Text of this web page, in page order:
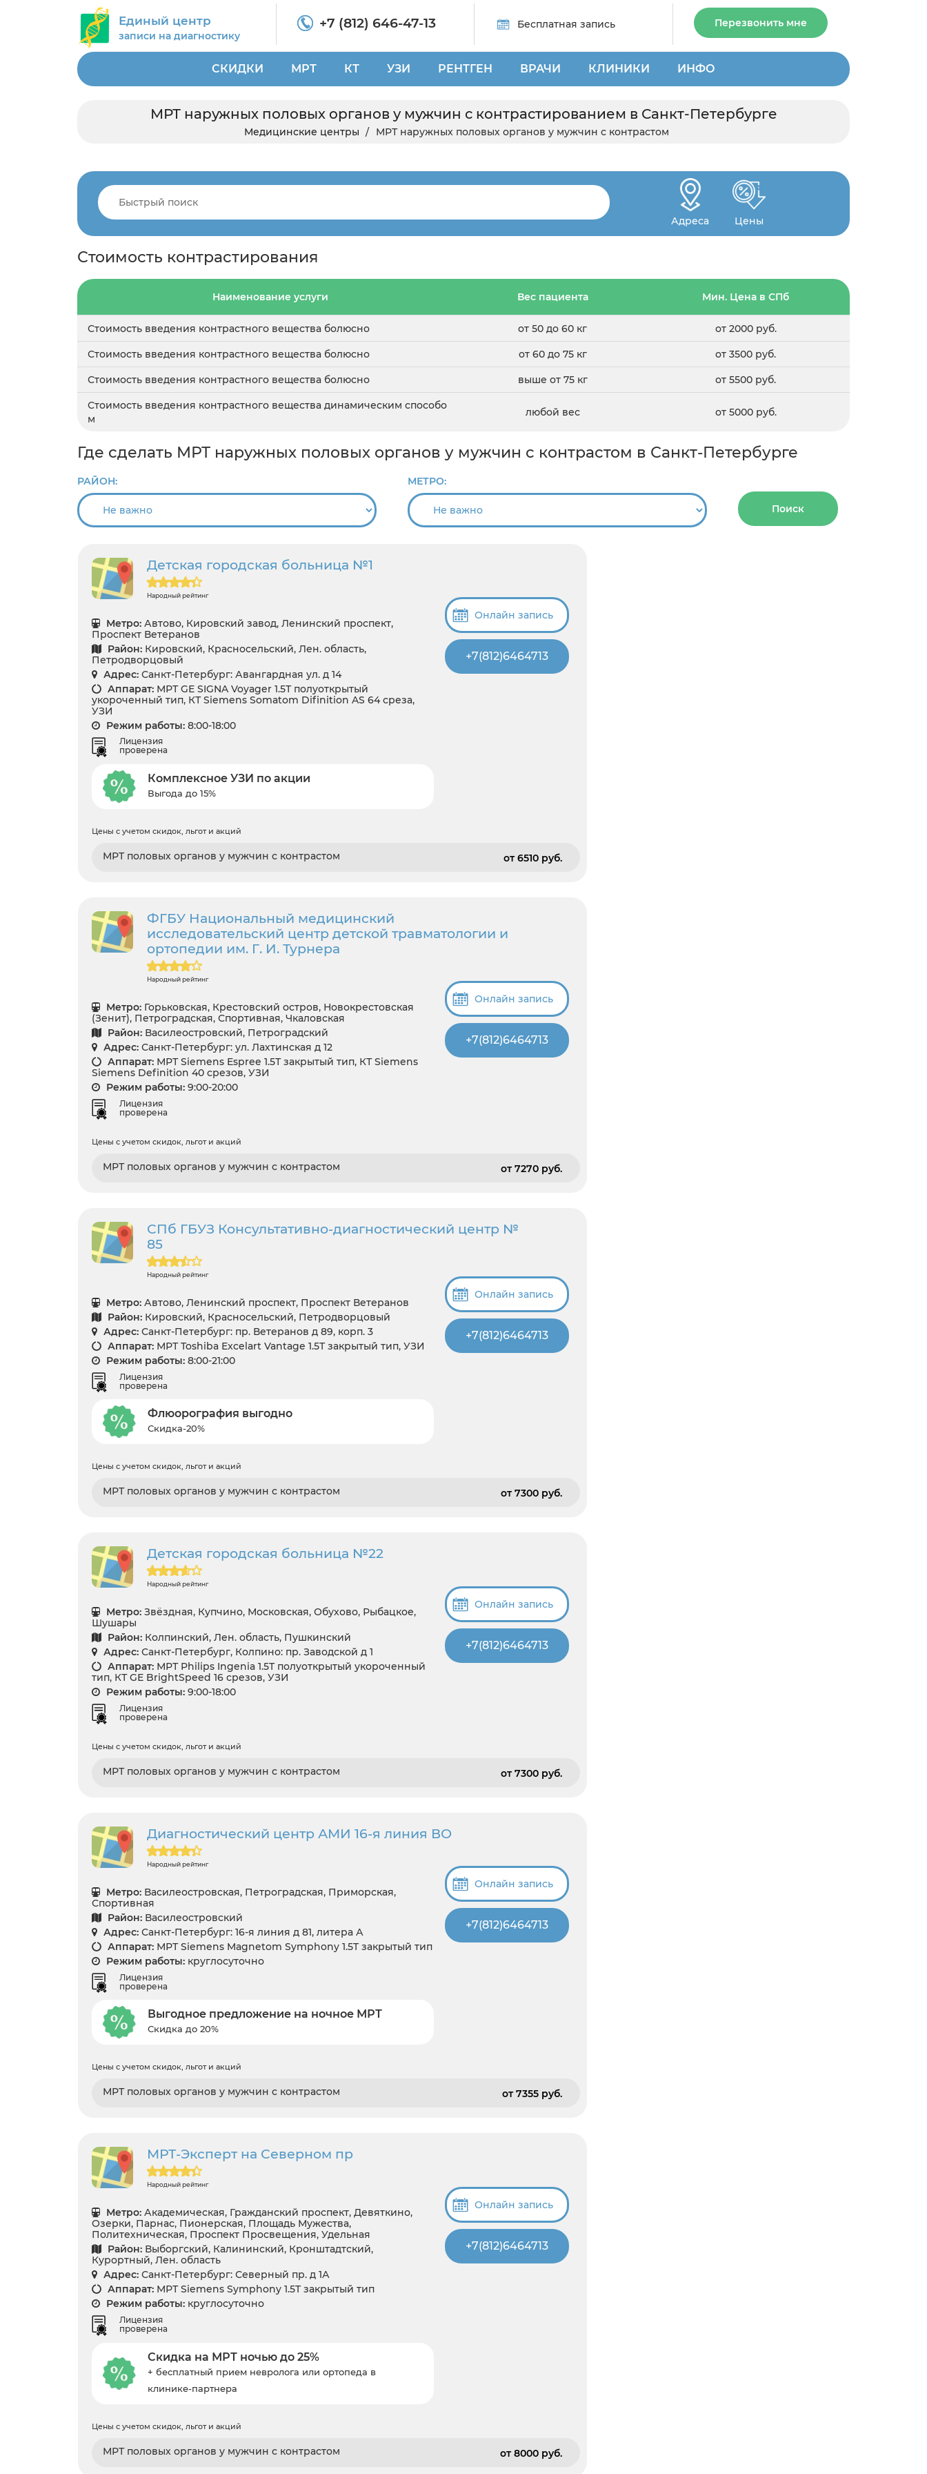
Единый центр
записи на диагностику
+7 (812) 646-47-13 Бесплатная запись Перезвонить мне
СКИДКИ МРТ КТ УЗИ РЕНТГЕН ВРАЧИ КЛИНИКИ ИНФО
МРТ наружных половых органов у мужчин с контрастированием в Санкт-Петербурге
Медицинские центры МРТ наружных половых органов у мужчин с контрастом
Адреса Цены
Стоимость контрастирования
Наименование услуги Вес пациента Мин. Цена в СПб
Стоимость введения контрастного вещества болюсно от 50 до 60 кг от 2000 руб.
Стоимость введения контрастного вещества болюсно от 60 до 75 кг от 3500 руб.
Стоимость введения контрастного вещества болюсно выше от 75 кг от 5500 руб.
Стоимость введения контрастного вещества динамическим способо
м
любой вес от 5000 руб.
Где сделать МРТ наружных половых органов у мужчин с контрастом в Санкт-Петербурге
РАЙОН: МЕТРО:
Поиск
Детская городская больница №1
Народный рейтинг
Метро: Автово, Кировский завод, Ленинский проспект,
Проспект Ветеранов
Район: Кировский, Красносельский, Лен. область,
Петродворцовый
Адрес: Санкт-Петербург: Авангардная ул. д 14
Аппарат: МРТ GЕ SIGNA Voyager 1.5Т полуоткрытый
укороченный тип, КТ Siemens Somatom Difinition AS 64 среза,
УЗИ
Режим работы: 8:00-18:00
Лицензия
проверена
Комплексное УЗИ по акции
Выгода до 15%
Онлайн запись
+7(812)6464713
Цены с учетом скидок, льгот и акций
МРТ половых органов у мужчин с контрастом от 6510 pуб.
ФГБУ Национальный медицинский
исследовательский центр детской травматологии и
ортопедии им. Г. И. Турнера
Народный рейтинг
Метро: Горьковская, Крестовский остров, Новокрестовская
(Зенит), Петроградская, Спортивная, Чкаловская
Район: Василеостровский, Петроградский
Адрес: Санкт-Петербург: ул. Лахтинская д 12
Аппарат: МРТ Siemens Espree 1.5Т закрытый тип, КТ Siemens
Siemens Definition 40 срезов, УЗИ
Режим работы: 9:00-20:00
Лицензия
проверена
Онлайн запись
+7(812)6464713
Цены с учетом скидок, льгот и акций
МРТ половых органов у мужчин с контрастом от 7270 pуб.
СПб ГБУЗ Консультативно-диагностический центр №
85
Народный рейтинг
Метро: Автово, Ленинский проспект, Проспект Ветеранов
Район: Кировский, Красносельский, Петродворцовый
Адрес: Санкт-Петербург: пр. Ветеранов д 89, корп. 3
Аппарат: МРТ Toshiba Excelart Vantage 1.5T закрытый тип, УЗИ
Режим работы: 8:00-21:00
Лицензия
проверена
Флюорография выгодно
Скидка-20%
Онлайн запись
+7(812)6464713
Цены с учетом скидок, льгот и акций
МРТ половых органов у мужчин с контрастом от 7300 pуб.
Детская городская больница №22
Народный рейтинг
Метро: Звёздная, Купчино, Московская, Обухово, Рыбацкое,
Шушары
Район: Колпинский, Лен. область, Пушкинский
Адрес: Санкт-Петербург, Колпино: пр. Заводской д 1
Аппарат: МРТ Philips Ingenia 1.5T полуоткрытый укороченный
тип, КТ GЕ BrightSpeed 16 срезов, УЗИ
Режим работы: 9:00-18:00
Лицензия
проверена
Онлайн запись
+7(812)6464713
Цены с учетом скидок, льгот и акций
МРТ половых органов у мужчин с контрастом от 7300 pуб.
Диагностический центр АМИ 16-я линия ВО
Народный рейтинг
Метро: Василеостровская, Петроградская, Приморская,
Спортивная
Район: Василеостровский
Адрес: Санкт-Петербург: 16-я линия д 81, литера А
Аппарат: МРТ Siemens Magnetom Symphony 1.5T закрытый тип
Режим работы: круглосуточно
Лицензия
проверена
Выгодное предложение на ночное МРТ
Скидка до 20%
Онлайн запись
+7(812)6464713
Цены с учетом скидок, льгот и акций
МРТ половых органов у мужчин с контрастом от 7355 pуб.
МРТ-Эксперт на Северном пр
Народный рейтинг
Метро: Академическая, Гражданский проспект, Девяткино,
Озерки, Парнас, Пионерская, Площадь Мужества,
Политехническая, Проспект Просвещения, Удельная
Район: Выборгский, Калининский, Кронштадтский,
Курортный, Лен. область
Адрес: Санкт-Петербург: Северный пр. д 1А
Аппарат: МРТ Siemens Symphony 1.5T закрытый тип
Режим работы: круглосуточно
Лицензия
проверена
Скидка на МРТ ночью до 25%
+ бесплатный прием невролога или ортопеда в
клинике-партнера
Онлайн запись
+7(812)6464713
Цены с учетом скидок, льгот и акций
МРТ половых органов у мужчин с контрастом от 8000 pуб.